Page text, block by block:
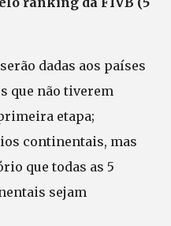
dadas aos países
que não tiverem
etapa;
continentais, mas
que todas as 5
sejam